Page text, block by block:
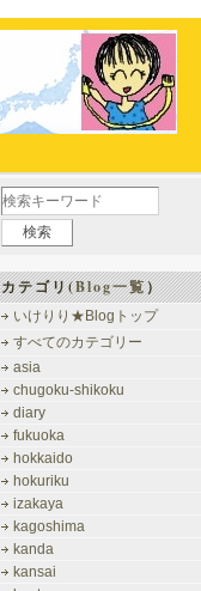
カテゴリ(Blog一覧）
いけりり★Blogトップ
すべてのカテゴリー
asia
chugoku-shikoku
diary
fukuoka
hokkaido
hokuriku
izakaya
kagoshima
kanda
kansai